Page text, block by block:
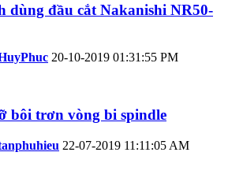
dùng đầu cắt Nakanishi NR50-
20-10-2019 01:31:55 PM
bôi trơn vòng bi spindle
22-07-2019 11:11:05 AM